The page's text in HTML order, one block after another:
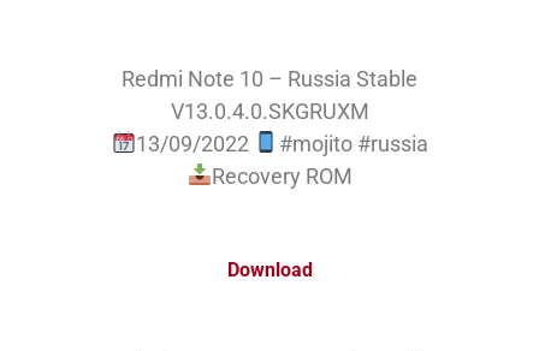
Redmi Note 10 – Russia Stable
V13.0.4.0.SKGRUXM
13/09/2022
#mojito #russia
Recovery ROM
Download